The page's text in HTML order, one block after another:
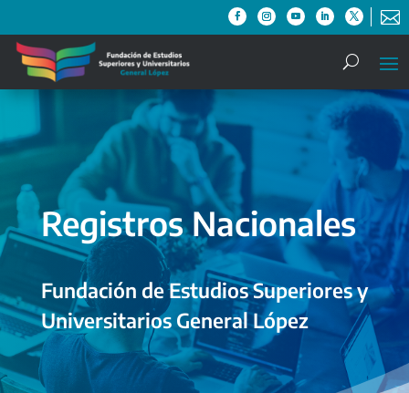

Registros Nacionales
Fundación de Estudios Superiores y
Universitarios General López